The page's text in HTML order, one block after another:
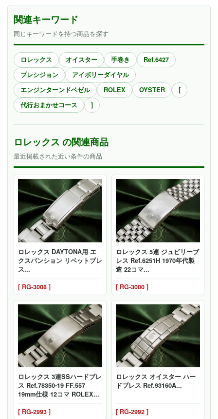
関連キーワード
同じキーワードを持つ商品を探す
ロレックス オイスター 手巻き
Ref.6427
プレシジョン
アイボリーダイヤル
エンジンターンドベゼル
ROLEX OYSTER
[
代行おまかせコース
]
ロレックス の関連商品
最近掲載された近い条件の商品
ロレックス DAYTONA用 エ
クスパンション リベットブレ
ス...
[ RG-3008 ]
ロレックス 5連 ジュビリーブ
レス Ref.6251H 1970年代製
造 22コマ...
[ RG-3000 ]
ロレックス 3連SSハードブレ
ス Ref.78350-19 FF.557
19mm仕様 12コマ ROLEX...
[ RG-2993 ]
ロレックス オイスター ハー
ドブレス Ref.93160A...
[ RG-2992 ]